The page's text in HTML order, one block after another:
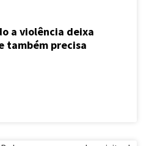
a violência deixa
também precisa